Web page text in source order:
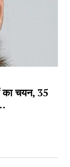
का चयन, 35